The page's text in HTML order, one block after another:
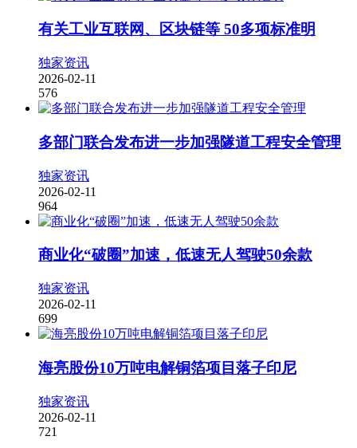
有关工业互联网、区块链等 50多项标准明
独家资讯
2026-02-11
576
多部门联合发布进一步加强隧道工程安全管理
独家资讯
2026-02-11
964
商业化“破圈”加速，低速无人驾驶50余款
独家资讯
2026-02-11
699
海亮股份10万吨电解铜箔项目落子印尼
独家资讯
2026-02-11
721